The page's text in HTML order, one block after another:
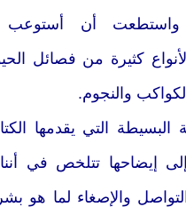
واستطعت أن
كثيرة من فصائل
والنجوم.
البسيطة التي يقدمها
إيضاحها تتلخص في أننا
والإصغاء لما هو